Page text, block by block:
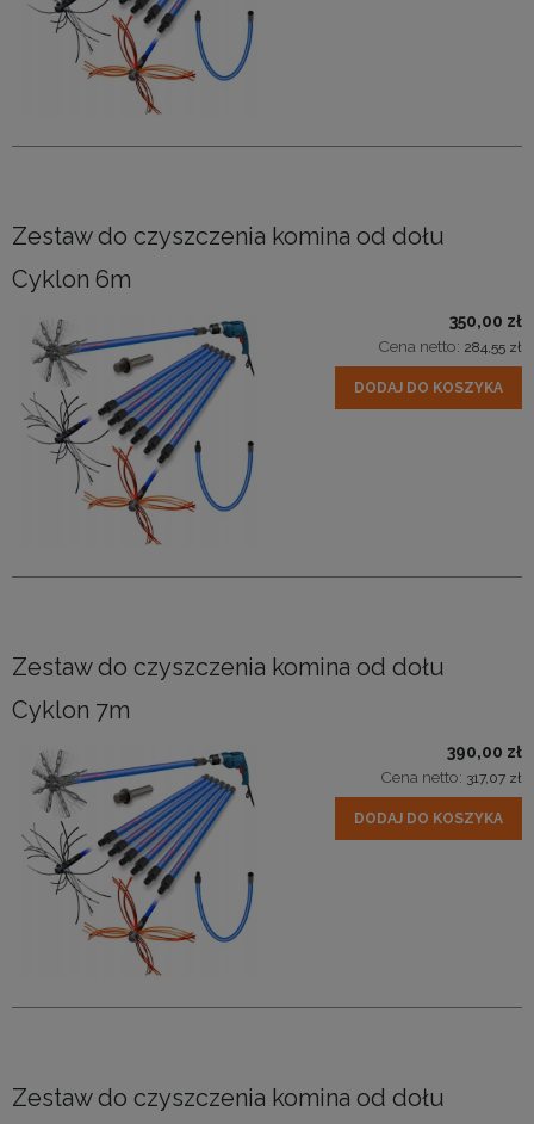
Zestaw do czyszczenia komina od dołu
Cyklon 6m
350,00 zł
Cena netto: 284,55 zł
DODAJ DO KOSZYKA
Zestaw do czyszczenia komina od dołu
Cyklon 7m
390,00 zł
Cena netto: 317,07 zł
DODAJ DO KOSZYKA
Zestaw do czyszczenia komina od dołu